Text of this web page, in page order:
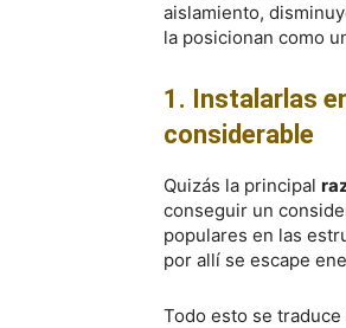
aislamiento,
la posicionan como
1. Instalarlas
considerable
Quizás la principal
conseguir un
populares en las
por allí se escape
Todo esto se